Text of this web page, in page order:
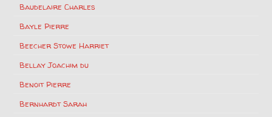
Baudelaire Charles
Bayle Pierre
Beecher Stowe Harriet
Bellay Joachim du
Benoit Pierre
Bernhardt Sarah